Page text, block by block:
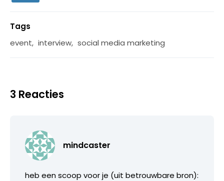
Tags
event, interview, social media marketing
3 Reacties
mindcaster
heb een scoop voor je (uit betrouwbare bron):